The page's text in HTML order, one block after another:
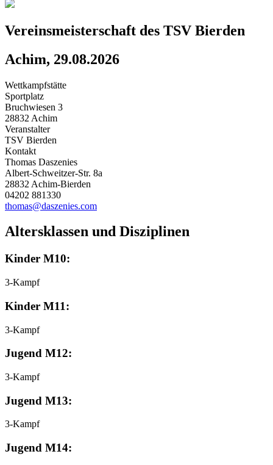
Vereinsmeisterschaft des TSV Bierden
Achim, 29.08.2026
Wettkampfstätte
Sportplatz
Bruchwiesen 3
28832 Achim
Veranstalter
TSV Bierden
Kontakt
Thomas Daszenies
Albert-Schweitzer-Str. 8a
28832 Achim-Bierden
04202 881330
thomas@daszenies.com
Altersklassen und Disziplinen
Kinder M10:
3-Kampf
Kinder M11:
3-Kampf
Jugend M12:
3-Kampf
Jugend M13:
3-Kampf
Jugend M14: